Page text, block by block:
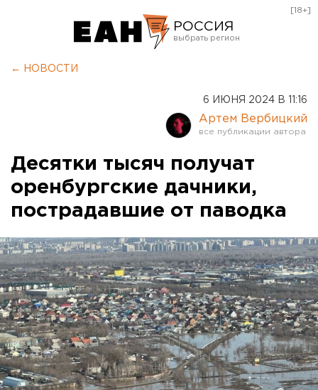
РОССИЯ
Курган
Оренбург
[18+]
← НОВОСТИ
6 ИЮНЯ 2024 В 11:16
Артем Вербицкий
Десятки тысяч получат
оренбургские дачники,
пострадавшие от паводка